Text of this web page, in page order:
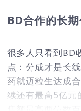
BD合作的长
很多人只看到BD
点：分成才是长
药就迈粒生达成
续还有最高5亿元